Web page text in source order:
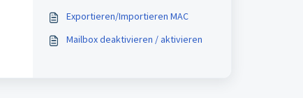
Exportieren/Importieren MAC
Mailbox deaktivieren / aktivieren